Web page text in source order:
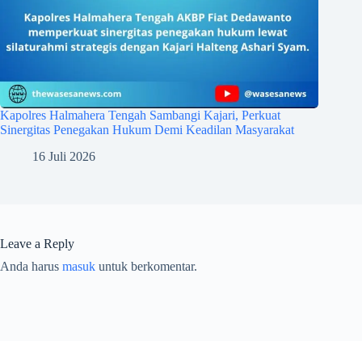
Kapolres Halmahera Tengah Sambangi Kajari, Perkuat
Sinergitas Penegakan Hukum Demi Keadilan Masyarakat
16 Juli 2026
Leave a Reply
Anda harus masuk untuk berkomentar.